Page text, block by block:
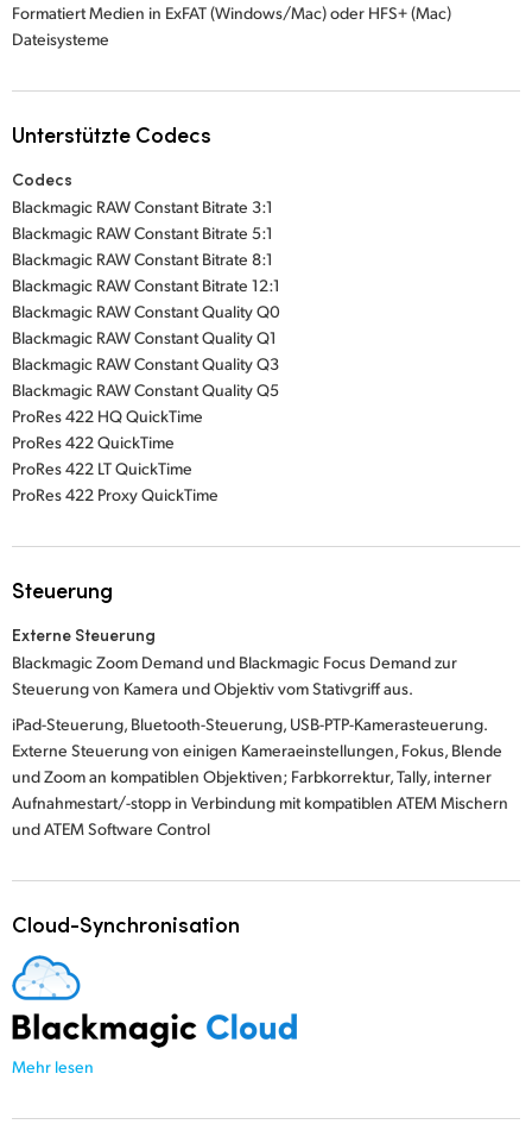
Formatiert Medien in ExFAT (Windows/Mac) oder HFS+ (Mac)
Dateisysteme
Unterstützte Codecs
Codecs
Blackmagic RAW Constant Bitrate 3:1
Blackmagic RAW Constant Bitrate 5:1
Blackmagic RAW Constant Bitrate 8:1
Blackmagic RAW Constant Bitrate 12:1
Blackmagic RAW Constant Quality Q0
Blackmagic RAW Constant Quality Q1
Blackmagic RAW Constant Quality Q3
Blackmagic RAW Constant Quality Q5
ProRes 422 HQ QuickTime
ProRes 422 QuickTime
ProRes 422 LT QuickTime
ProRes 422 Proxy QuickTime
Steuerung
Externe Steuerung
Blackmagic Zoom Demand und Blackmagic Focus Demand zur
Steuerung von Kamera und Objektiv vom Stativgriff aus.
iPad-Steuerung, Bluetooth-Steuerung, USB-PTP-Kamerasteuerung.
Externe Steuerung von einigen Kameraeinstellungen, Fokus, Blende
und Zoom an kompatiblen Objektiven; Farbkorrektur, Tally, interner
Aufnahmestart/-stopp in Verbindung mit kompatiblen ATEM Mischern
und ATEM Software Control
Cloud-Synchronisation
Mehr lesen